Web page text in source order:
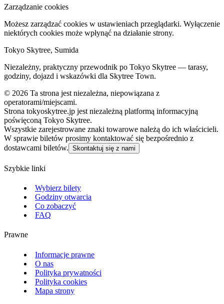
Zarządzanie cookies
Możesz zarządzać cookies w ustawieniach przeglądarki. Wyłączenie
niektórych cookies może wpłynąć na działanie strony.
Tokyo Skytree, Sumida
Niezależny, praktyczny przewodnik po Tokyo Skytree — tarasy,
godziny, dojazd i wskazówki dla Skytree Town.
© 2026 Ta strona jest niezależna, niepowiązana z
operatorami/miejscami.
Strona tokyoskytree.jp jest niezależną platformą informacyjną
poświęconą Tokyo Skytree.
Wszystkie zarejestrowane znaki towarowe należą do ich właścicieli.
W sprawie biletów prosimy kontaktować się bezpośrednio z
dostawcami biletów. Skontaktuj się z nami
Szybkie linki
Wybierz bilety
Godziny otwarcia
Co zobaczyć
FAQ
Prawne
Informacje prawne
O nas
Polityka prywatności
Polityka cookies
Mapa strony